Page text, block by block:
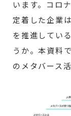
います。コロ
定着した企業
を推進してい
うか。本資料
のメタバース